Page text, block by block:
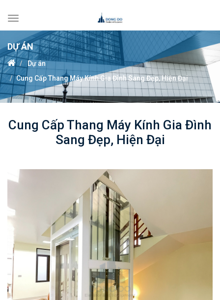
Toggle
navigation
DỰ ÁN
Dự án
Cung Cấp Thang Máy Kính Gia Đình Sang Đẹp, Hiện Đại
Cung Cấp Thang Máy Kính Gia Đình
Sang Đẹp, Hiện Đại